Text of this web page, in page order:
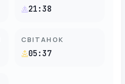
21:38
СВІТАНОК
05:37